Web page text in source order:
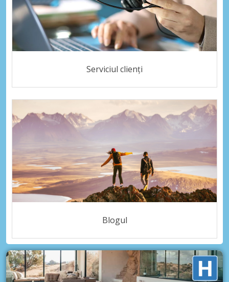
Serviciul clienți
Blogul